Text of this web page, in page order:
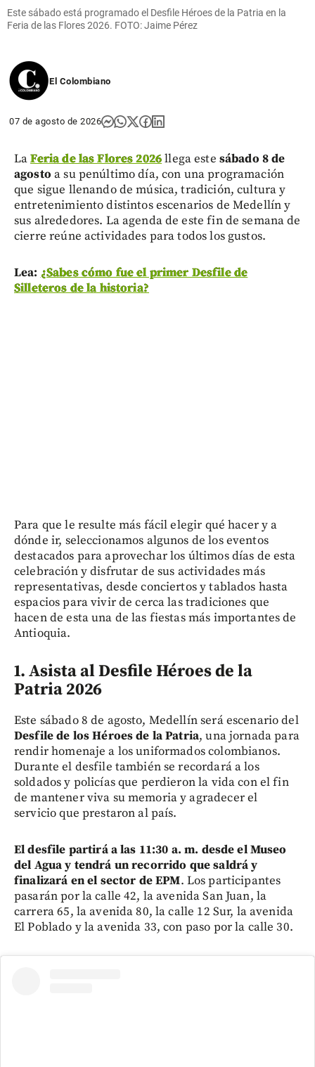
Este sábado está programado el Desfile Héroes de la Patria en la
Feria de las Flores 2026. FOTO: Jaime Pérez
El Colombiano
07 de agosto de 2026
LaFeria de las Flores 2026llega este sábado 8 de
agosto a su penúltimo día, con una programación
que sigue llenando de música, tradición, cultura y
entretenimiento distintos escenarios de Medellín y
sus alrededores. La agenda de este fin de semana de
cierre reúne actividades para todos los gustos.
Lea: ¿Sabes cómo fue el primer Desfile de
Silleteros de la historia?
Para que le resulte más fácil elegir qué hacer y a
dónde ir, seleccionamos algunos de los eventos
destacados para aprovechar los últimos días de esta
celebración y disfrutar de sus actividades más
representativas, desde conciertos y tablados hasta
espacios para vivir de cerca las tradiciones que
hacen de esta una de las fiestas más importantes de
Antioquia.
1. Asista al Desfile Héroes de la
Patria 2026
Este sábado 8 de agosto, Medellín será escenario del
Desfile de los Héroes de la Patria, una jornada para
rendir homenaje a los uniformados colombianos.
Durante el desfile también se recordará a los
soldados y policías que perdieron la vida con el fin
de mantener viva su memoria y agradecer el
servicio que prestaron al país.
El desfile partirá a las 11:30 a. m. desde el Museo
del Agua y tendrá un recorrido que saldrá y
finalizará en el sector de EPM. Los participantes
pasarán por la calle 42, la avenida San Juan, la
carrera 65, la avenida 80, la calle 12 Sur, la avenida
El Poblado y la avenida 33, con paso por la calle 30.